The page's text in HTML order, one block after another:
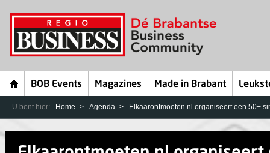
BOB Events Magazines Made in Brabant
U bent hier: Home Agenda Elkaarontmoeten.nl organiseert een 50+